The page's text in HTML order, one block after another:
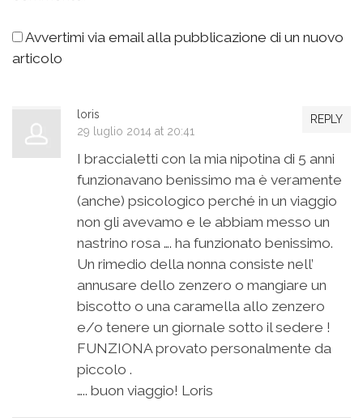
Avvertimi via email alla pubblicazione di un nuovo
articolo
REPLY
loris
29 luglio 2014 at 20:41
I braccialetti con la mia nipotina di 5 anni
funzionavano benissimo ma è veramente
(anche) psicologico perché in un viaggio
non gli avevamo e le abbiam messo un
nastrino rosa …. ha funzionato benissimo.
Un rimedio della nonna consiste nell’
annusare dello zenzero o mangiare un
biscotto o una caramella allo zenzero
e/o tenere un giornale sotto il sedere !
FUNZIONA provato personalmente da
piccolo .
….. buon viaggio! Loris